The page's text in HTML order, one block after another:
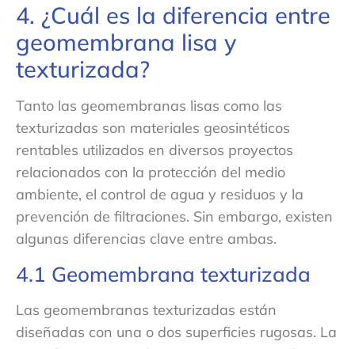
4. ¿Cuál es la diferencia entre
geomembrana lisa y
texturizada?
Tanto las geomembranas lisas como las
texturizadas son materiales geosintéticos
rentables utilizados en diversos proyectos
relacionados con la protección del medio
ambiente, el control de agua y residuos y la
prevención de filtraciones. Sin embargo, existen
algunas diferencias clave entre ambas.
4.1 Geomembrana texturizada
Las geomembranas texturizadas están
diseñadas con una o dos superficies rugosas. La